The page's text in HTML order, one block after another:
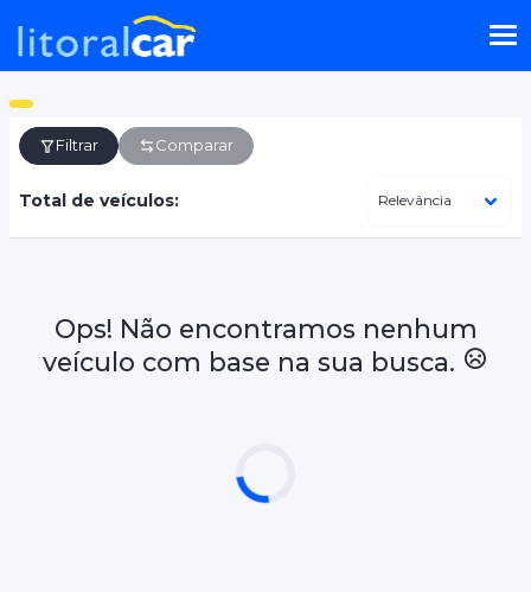
Filtrar Comparar
Total de veículos:
Ops! Não encontramos nenhum
veículo com base na sua busca.